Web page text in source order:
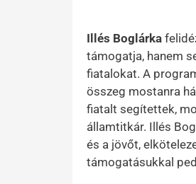
Illés Boglárka
támogatja, hanem
fiatalokat. A
összeg mostanra
fiatalt segítettek,
államtitkár. Illés
és a jövőt,
támogatásukkal